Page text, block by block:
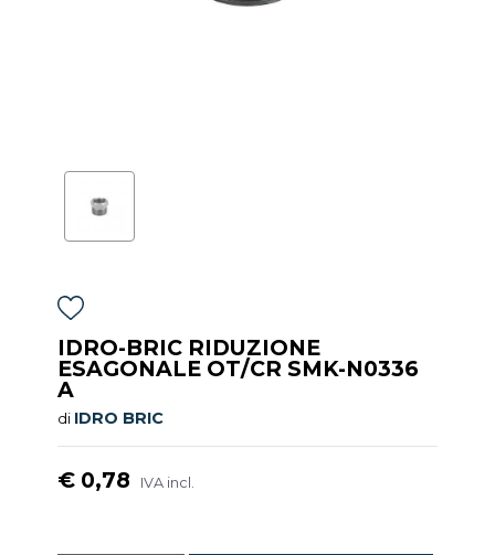
IDRO-BRIC RIDUZIONE
ESAGONALE OT/CR SMK-N0336
A
di IDRO BRIC
€ 0,78 IVA incl.